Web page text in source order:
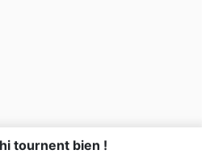
tournent bien !